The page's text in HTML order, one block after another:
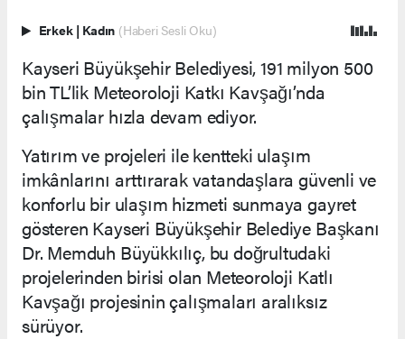
Erkek | Kadın (Haberi Sesli Oku)
Kayseri Büyükşehir Belediyesi, 191 milyon 500
bin TL’lik Meteoroloji Katkı Kavşağı’nda
çalışmalar hızla devam ediyor.
Yatırım ve projeleri ile kentteki ulaşım
imkânlarını arttırarak vatandaşlara güvenli ve
konforlu bir ulaşım hizmeti sunmaya gayret
gösteren Kayseri Büyükşehir Belediye Başkanı
Dr. Memduh Büyükkılıç, bu doğrultudaki
projelerinden birisi olan Meteoroloji Katlı
Kavşağı projesinin çalışmaları aralıksız
sürüyor.